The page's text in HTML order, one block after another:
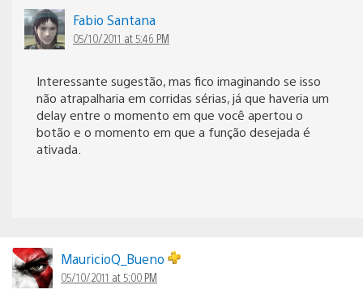
Fabio Santana
05/10/2011 at 5:46 PM
Interessante sugestão, mas fico imaginando se isso
não atrapalharia em corridas sérias, já que haveria um
delay entre o momento em que você apertou o
botão e o momento em que a função desejada é
ativada.
MauricioQ_Bueno
05/10/2011 at 5:00 PM